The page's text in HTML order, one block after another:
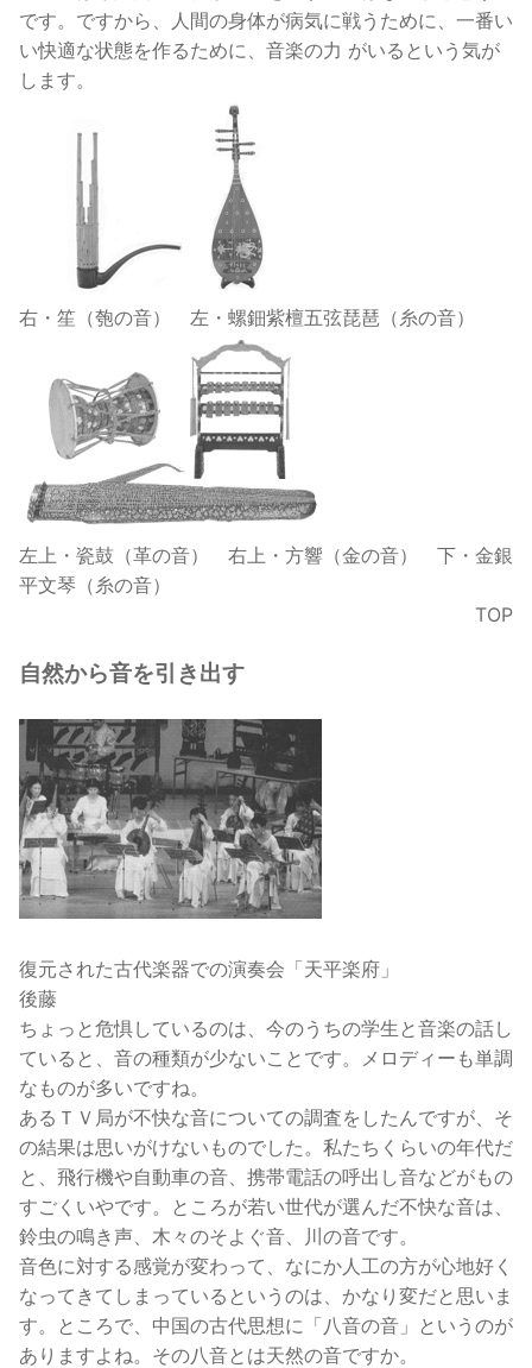
です。ですから、人間の身体が病気に戦うために、一番い
い快適な状態を作るために、音楽の力 がいるという気が
します。
右・笙（匏の音） 左・螺鈿紫檀五弦琵琶（糸の音）
左上・瓷鼓（革の音） 右上・方響（金の音） 下・金銀
平文琴（糸の音）
TOP
自然から音を引き出す
復元された古代楽器での演奏会「天平楽府」
後藤
ちょっと危惧しているのは、今のうちの学生と音楽の話し
ていると、音の種類が少ないことです。メロディーも単調
なものが多いですね。
あるＴＶ局が不快な音についての調査をしたんですが、そ
の結果は思いがけないものでした。私たちくらいの年代だ
と、飛行機や自動車の音、携帯電話の呼出し音などがもの
すごくいやです。ところが若い世代が選んだ不快な音は、
鈴虫の鳴き声、木々のそよぐ音、川の音です。
音色に対する感覚が変わって、なにか人工の方が心地好く
なってきてしまっているというのは、かなり変だと思いま
す。ところで、中国の古代思想に「八音の音」というのが
ありますよね。その八音とは天然の音ですか。